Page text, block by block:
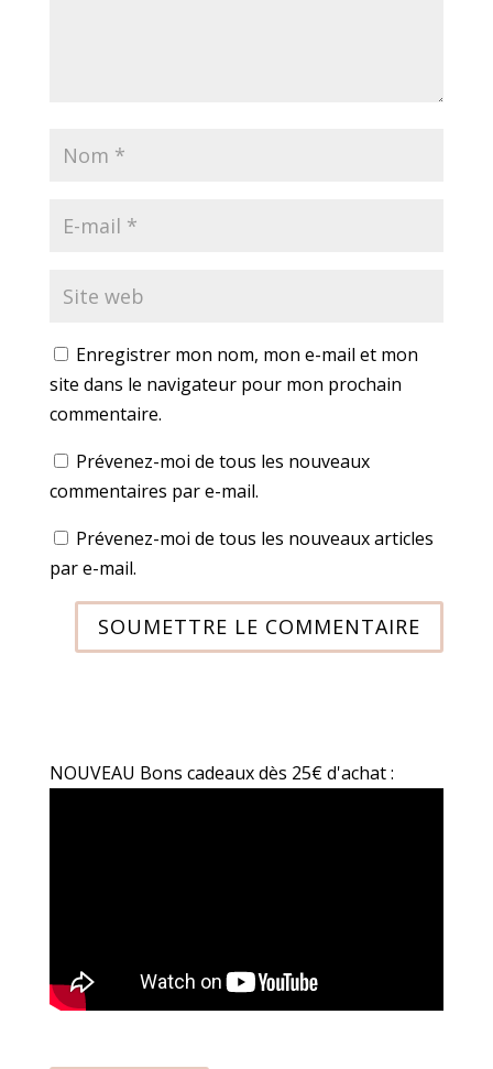
Enregistrer mon nom, mon e-mail et mon
site dans le navigateur pour mon prochain
commentaire.
Prévenez-moi de tous les nouveaux
commentaires par e-mail.
Prévenez-moi de tous les nouveaux articles
par e-mail.
SOUMETTRE LE COMMENTAIRE
NOUVEAU Bons cadeaux dès 25€ d'achat :